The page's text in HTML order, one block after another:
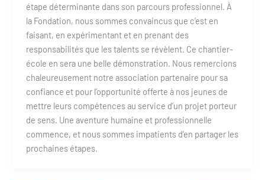
étape déterminante dans son parcours professionnel. À
la Fondation, nous sommes convaincus que c’est en
faisant, en expérimentant et en prenant des
responsabilités que les talents se révèlent. Ce chantier-
école en sera une belle démonstration. Nous remercions
chaleureusement notre association partenaire pour sa
confiance et pour l’opportunité offerte à nos jeunes de
mettre leurs compétences au service d’un projet porteur
de sens. Une aventure humaine et professionnelle
commence, et nous sommes impatients d’en partager les
prochaines étapes.